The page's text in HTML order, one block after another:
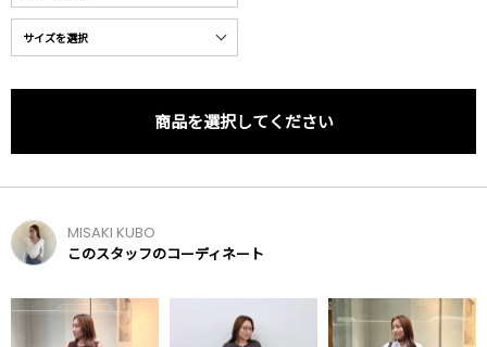
商品を選択してください
MISAKI KUBO
このスタッフのコーディネート